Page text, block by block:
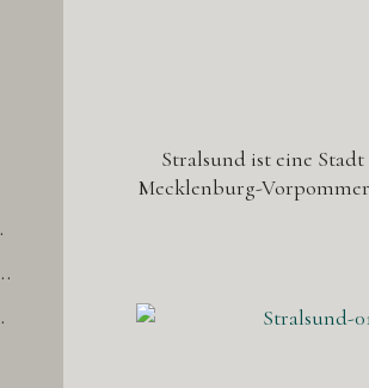
Stralsund ist eine
Mecklenburg-